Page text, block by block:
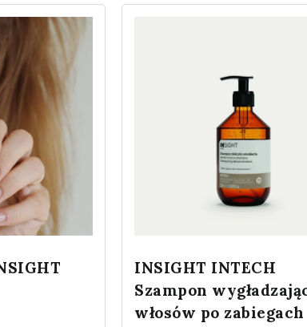
INSIGHT INTECH
Szampon
włosów po zabiegach